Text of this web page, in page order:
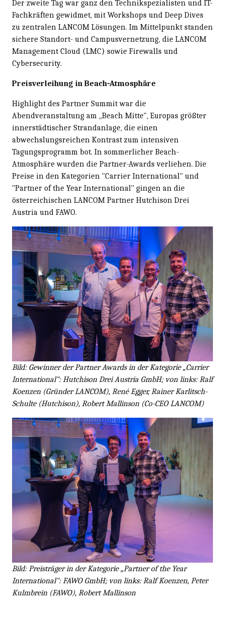
Der zweite Tag war ganz den Technikspezialisten und IT-
Fachkräften gewidmet, mit Workshops und Deep Dives
zu zentralen LANCOM Lösungen. Im Mittelpunkt standen
sichere Standort- und Campusvernetzung, die LANCOM
Management Cloud (LMC) sowie Firewalls und
Cybersecurity.
Preisverleihung in Beach-Atmosphäre
Highlight des Partner Summit war die
Abendveranstaltung am „Beach Mitte", Europas größter
innerstädtischer Strandanlage, die einen
abwechslungsreichen Kontrast zum intensiven
Tagungsprogramm bot. In sommerlicher Beach-
Atmosphäre wurden die Partner-Awards verliehen. Die
Preise in den Kategorien "Carrier International" und
"Partner of the Year International" gingen an die
österreichischen LANCOM Partner Hutchison Drei
Austria und FAWO.
Bild: Gewinner der Partner Awards in der Kategorie „Carrier
International": Hutchison Drei Austria GmbH; von links: Ralf
Koenzen (Gründer LANCOM), René Egger, Rainer Karlitsch-
Schulte (Hutchison), Robert Mallinson (Co-CEO LANCOM)
Bild:Preisträger in der Kategorie „Partner of the Year
International": FAWO GmbH; von links: Ralf Koenzen, Peter
Kulmbrein (FAWO), Robert Mallinson